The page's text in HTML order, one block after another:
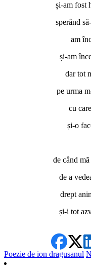
și-am fost
sperând
am
și-am
dar tot
pe urma
cu
și-o
de când
de a
drept
și-i tot
Poezie de ion dragusanul